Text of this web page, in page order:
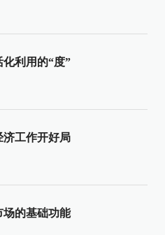
利用的“度”
济工作开好局
场的基础功能